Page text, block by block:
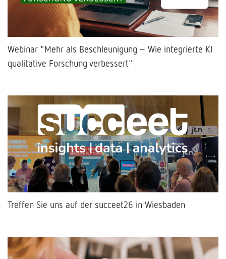
Webinar "Mehr als Beschleunigung – Wie integrierte KI
qualitative Forschung verbessert"
Treffen Sie uns auf der succeet26 in Wiesbaden